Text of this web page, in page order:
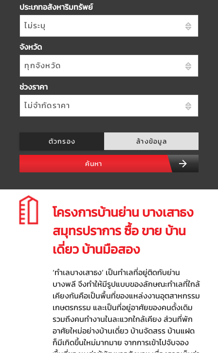
ประเภทอสังหาริมทรัพย์
ไม่ระบุ
จังหวัด
ทุกจังหวัด
ช่วงราคา
ไม่จำกัดราคา
ตัวกรอง ล้างข้อมูล
ค้นหา
โครงการบ้านย่าน บางเสาธง
สมุทรปราการ ซื้อ ขาย บ้าน
เดี่ยว บ้านมือสอง
‘ทำเลบางเสาธง’ เป็นทำเลที่อยู่ติดกับย่าน
บางพลี จึงทำให้มีรูปแบบของลักษณะทำเลที่ใกล้
เคียงกันคือเป็นพื้นที่ของแหล่งงานอุตสาหกรรม
เกษตรกรรม และเป็นที่อยู่อาศัยของคนดั้งเดิม
รวมถึงคนทำงานในละแวกใกล้เคียง ส่วนที่พัก
อาศัยใหม่อย่างบ้านเดี่ยว บ้านจัดสรร บ้านแฝด
ก็มีเกิดขึ้นใหม่มากมาย จากการเข้าไปจับจอง